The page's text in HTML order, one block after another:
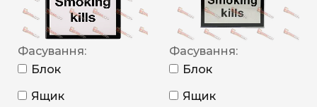
Фасування:
Блок
Ящик
Фасування:
Блок
Ящик